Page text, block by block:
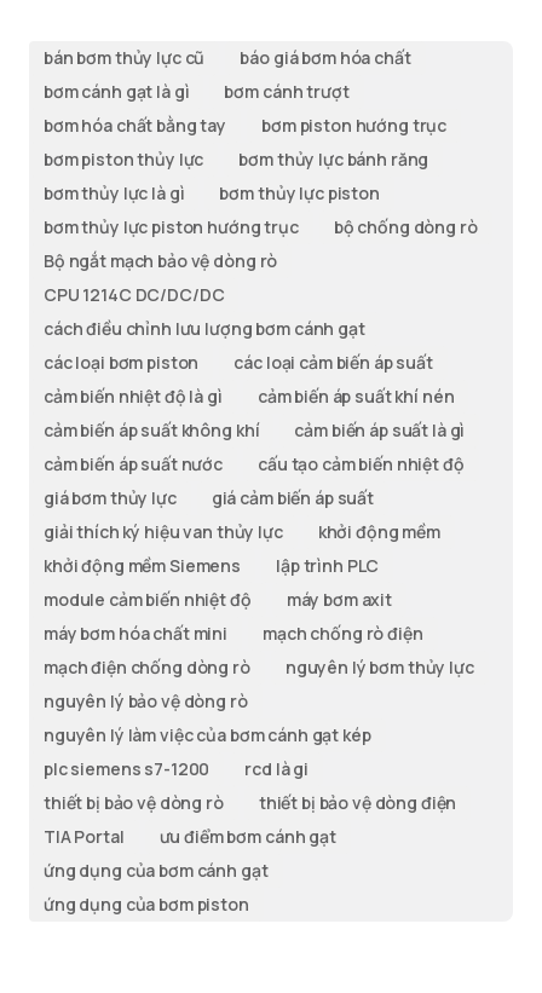
bán bơm thủy lực cũ
báo giá bơm hóa chất
bơm cánh gạt là gì
bơm cánh trượt
bơm hóa chất bằng tay
bơm piston hướng trục
bơm piston thủy lực
bơm thủy lực bánh răng
bơm thủy lực là gì
bơm thủy lực piston
bơm thủy lực piston hướng trục
bộ chống dòng rò
Bộ ngắt mạch bảo vệ dòng rò
CPU 1214C DC/DC/DC
cách điều chỉnh lưu lượng bơm cánh gạt
các loại bơm piston
các loại cảm biến áp suất
cảm biến nhiệt độ là gì
cảm biến áp suất khí nén
cảm biến áp suất không khí
cảm biến áp suất là gì
cảm biến áp suất nước
cấu tạo cảm biến nhiệt độ
giá bơm thủy lực
giá cảm biến áp suất
giải thích ký hiệu van thủy lực
khởi động mềm
khởi động mềm Siemens
lập trình PLC
module cảm biến nhiệt độ
máy bơm axit
máy bơm hóa chất mini
mạch chống rò điện
mạch điện chống dòng rò
nguyên lý bơm thủy lực
nguyên lý bảo vệ dòng rò
nguyên lý làm việc của bơm cánh gạt kép
plc siemens s7-1200
rcd là gi
thiết bị bảo vệ dòng rò
thiết bị bảo vệ dòng điện
TIA Portal
ưu điểm bơm cánh gạt
ứng dụng của bơm cánh gạt
ứng dụng của bơm piston